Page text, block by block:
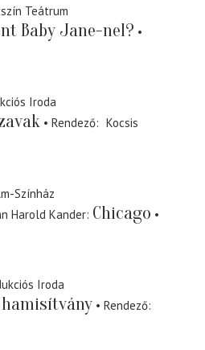
Teátrum
Baby Jane-nel?
Iroda
Rendező
Kocsis
Színház
Harold Kander Chicago
Iroda
Rendező